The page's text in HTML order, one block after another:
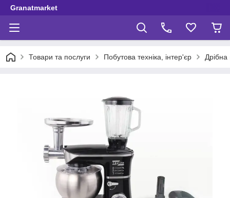
Granatmarket
Товари та послуги Побутова техніка, інтер'єр Дрібна